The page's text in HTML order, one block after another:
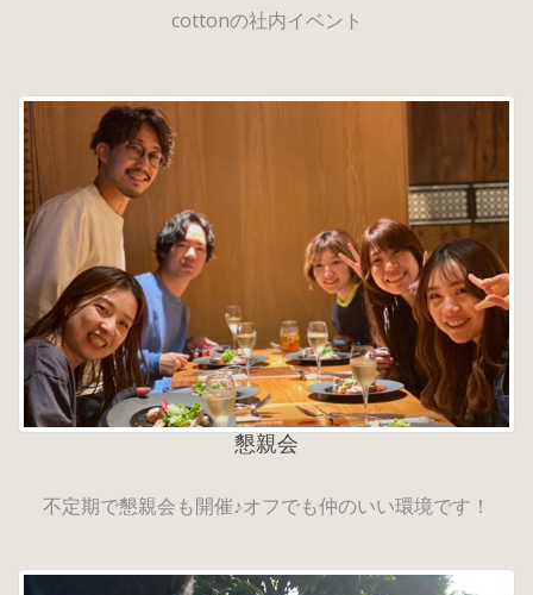
cottonの社内イベント
懇親会
不定期で懇親会も開催♪オフでも仲のいい環境です！